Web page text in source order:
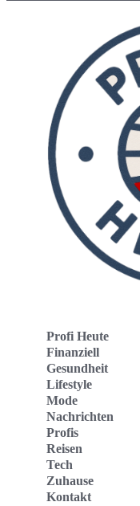
Profi Heute
Finanziell
Gesundheit
Lifestyle
Mode
Nachrichten
Profis
Reisen
Tech
Zuhause
Kontakt